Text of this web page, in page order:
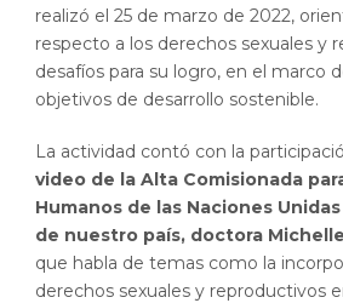
realizó el 25 de marzo de 2022,
respecto a los derechos sexuales y
desafíos para su logro, en el marco
objetivos de desarrollo sostenible.
La actividad contó con la
video de la Alta Comisionada
Humanos de las Naciones
de nuestro país, doctora
que habla de temas como la
derechos sexuales y reproductivos